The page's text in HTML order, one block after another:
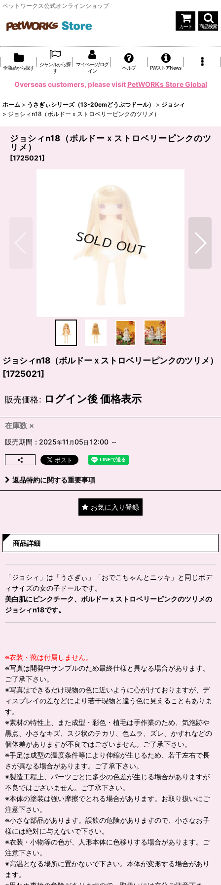
ペットワークス公式オンラインショップ
カート 商品検索
全商品から探す
ジャンルから探
す
マイページ/ログ
イン
ヘルプ PWストアNews
Overseas customers, please visit PetWORKs Store Global
ホーム > うさぎぃシリーズ（13-20cmどうぶつドール） > ジョシィ
> ジョシィn18（ボルドーｘストロベリーピンクのツリメ）
ジョシィn18（ボルドーｘストロベリーピンクのツ
リメ）
[1725021]
ジョシィn18（ボルドーｘストロベリーピンクのツリメ）
[1725021]
販売価格: ログイン後 価格表示
在庫数 ×
販売期間 : 2025年11 月 05 日 12:00 ～
返品特約に関する重要事項
お気に入り登録
商品詳細
「ジョシィ」は「うさぎぃ」「おでこちゃんとニッキ」と同じボデ
ィサイズの女の子ドールです。
美白肌にピンクチーク、ボルドーｘストロベリーピンクのツリメの
ジョシィn18です。
※衣装・靴は付属しません。
※写真は開発中サンプルのため最終仕様と異なる場合があります。
ご了承下さい。
※写真はできるだけ現物の色に近いように心がけておりますが、デ
ィスプレイの差などにより若干現物と違う色に見えることもありま
す。
※素材の特性上、また成型・彩色・植毛は手作業のため、気泡跡や
黒点、小さなキズ、スジ状のテカリ、色ムラ、ズレ、かすれなどの
個体差がありますが不良ではございません。ご了承下さい。
※手足は成型の温度条件等により伸縮が生じるため、若干左右で長
さが異なる場合があります。ご了承下さい。
※製造工程上、パーツごとに多少の色差が生じる場合がありますが
不良ではございません。ご了承下さい。
※本体の塗装は強い摩擦でとれる場合があります。お取り扱いにご
注意下さい。
※小さな部品があります。誤飲の危険がありますので、小さなお子
様には絶対に与えないで下さい。
※衣装・小物等の色が、人形本体に色移りする場合があります。ご
注意下さい。
※高温となる場所に置かないで下さい。本体が変形する場合があり
ます。